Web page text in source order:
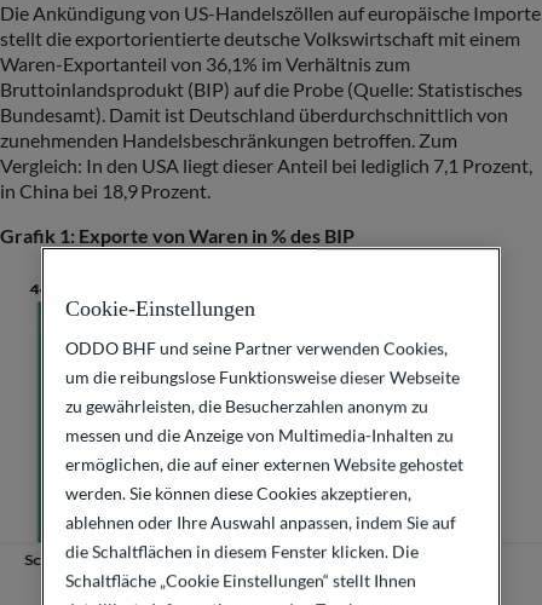
Die Ankündigung von US-Handelszöllen auf europäische Importe
stellt die exportorientierte deutsche Volkswirtschaft mit einem
Waren-Exportanteil von 36,1% im Verhältnis zum
Bruttoinlandsprodukt (BIP) auf die Probe (Quelle: Statistisches
Bundesamt). Damit ist Deutschland überdurchschnittlich von
zunehmenden Handelsbeschränkungen betroffen. Zum
Vergleich: In den USA liegt dieser Anteil bei lediglich 7,1 Prozent,
in China bei 18,9 Prozent.
Grafik 1: Exporte von Waren in % des BIP
Cookie-Einstellungen
ODDO BHF und seine Partner verwenden Cookies,
um die reibungslose Funktionsweise dieser Webseite
zu gewährleisten, die Besucherzahlen anonym zu
messen und die Anzeige von Multimedia-Inhalten zu
ermöglichen, die auf einer externen Website gehostet
werden. Sie können diese Cookies akzeptieren,
ablehnen oder Ihre Auswahl anpassen, indem Sie auf
die Schaltflächen in diesem Fenster klicken. Die
Schaltfläche „Cookie Einstellungen“ stellt Ihnen